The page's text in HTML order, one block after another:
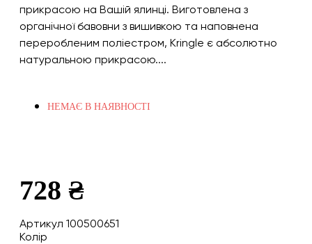
прикрасою на Вашій ялинці. Виготовлена з
органічної бавовни з вишивкою та наповнена
переробленим поліестром, Kringle є абсолютно
натуральною прикрасою....
НЕМАЄ В НАЯВНОСТІ
728 ₴
Артикул 100500651
Колір